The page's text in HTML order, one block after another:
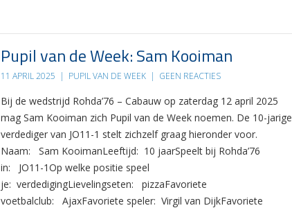
Pupil van de Week: Sam Kooiman
11 APRIL 2025 | PUPIL VAN DE WEEK | GEEN REACTIES
Bij de wedstrijd Rohda’76 – Cabauw op zaterdag 12 april 2025
mag Sam Kooiman zich Pupil van de Week noemen. De 10-jarige
verdediger van JO11-1 stelt zichzelf graag hieronder voor.
Naam: Sam KooimanLeeftijd: 10 jaarSpeelt bij Rohda’76
in: JO11-1Op welke positie speel
je: verdedigingLievelingseten: pizzaFavoriete
voetbalclub: AjaxFavoriete speler: Virgil van DijkFavoriete